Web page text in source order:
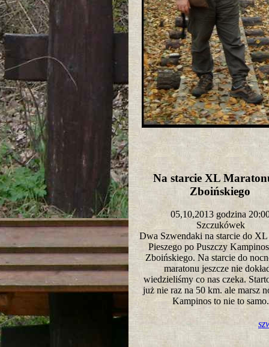
Na starcie XL
Zboińskiego
05,10,2013 godzina
Szczukówek
Dwa Szwendaki na starcie do
Pieszego po Puszczy
Zboińskiego. Na starcie do
maratonu jeszcze nie
wiedzieliśmy co nas czeka.
już nie raz na 50 km. ale marsz
Kampinos to nie to